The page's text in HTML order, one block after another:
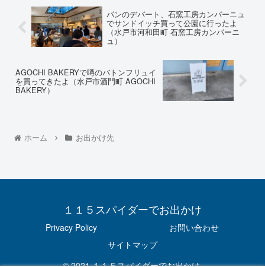
パンのデパート、石窯工房カンパーニュ
でサンドイッチ買って公園に行ったよ
（水戸市河和田町 石窯工房カンパーニ
ュ）
AGOCHI BAKERYで噂のバトンフリュイ
を買ってきたよ（水戸市酒門町 AGOCHI
BAKERY）
ホーム お出かけ先
１１５スパイダーでお出かけ
Privacy Policy
お問い合わせ
サイトマップ